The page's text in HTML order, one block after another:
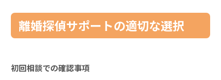
離婚探偵サポートの適切な選択
初回相談での確認事項